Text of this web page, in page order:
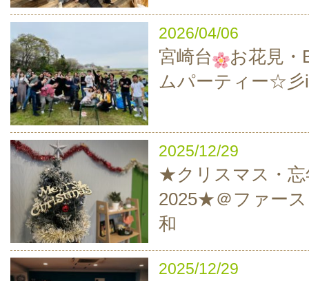
2026/04/06
宮崎台
お花見・
ムパーティー☆彡
2025/12/29
★クリスマス・忘
2025★＠ファー
和
2025/12/29